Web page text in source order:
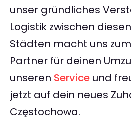
unser gründliches
Logistik zwischen
Städten macht uns
Partner für deinen
unseren Service und
jetzt auf dein neues
Częstochowa.